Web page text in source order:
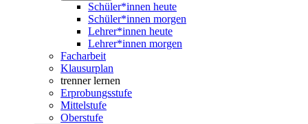
Schüler*innen heute
Schüler*innen morgen
Lehrer*innen heute
Lehrer*innen morgen
Facharbeit
Klausurplan
trenner lernen
Erprobungsstufe
Mittelstufe
Oberstufe